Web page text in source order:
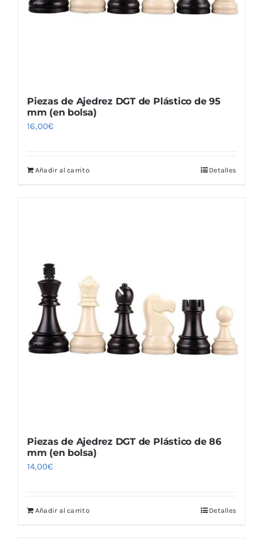
Piezas de Ajedrez DGT de Plástico de 95
mm (en bolsa)
16,00€
Añadir al carrito Detalles
Piezas de Ajedrez DGT de Plástico de 86
mm (en bolsa)
14,00€
Añadir al carrito Detalles